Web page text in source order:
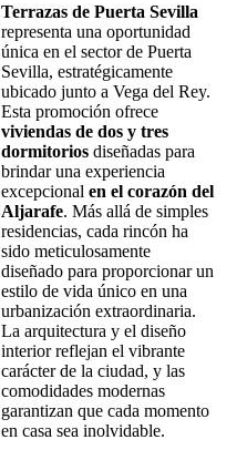
Terrazas de Puerta Sevilla
representa una oportunidad
única en el sector de Puerta
Sevilla, estratégicamente
ubicado junto a Vega del Rey.
Esta promoción ofrece
viviendas de dos y tres
dormitoriosdiseñadas para
brindar una experiencia
excepcional en el corazón del
Aljarafe. Más allá de simples
residencias, cada rincón ha
sido meticulosamente
diseñado para proporcionar un
estilo de vida único en una
urbanización extraordinaria.
La arquitectura y el diseño
interior reflejan el vibrante
carácter de la ciudad, y las
comodidades modernas
garantizan que cada momento
en casa sea inolvidable.